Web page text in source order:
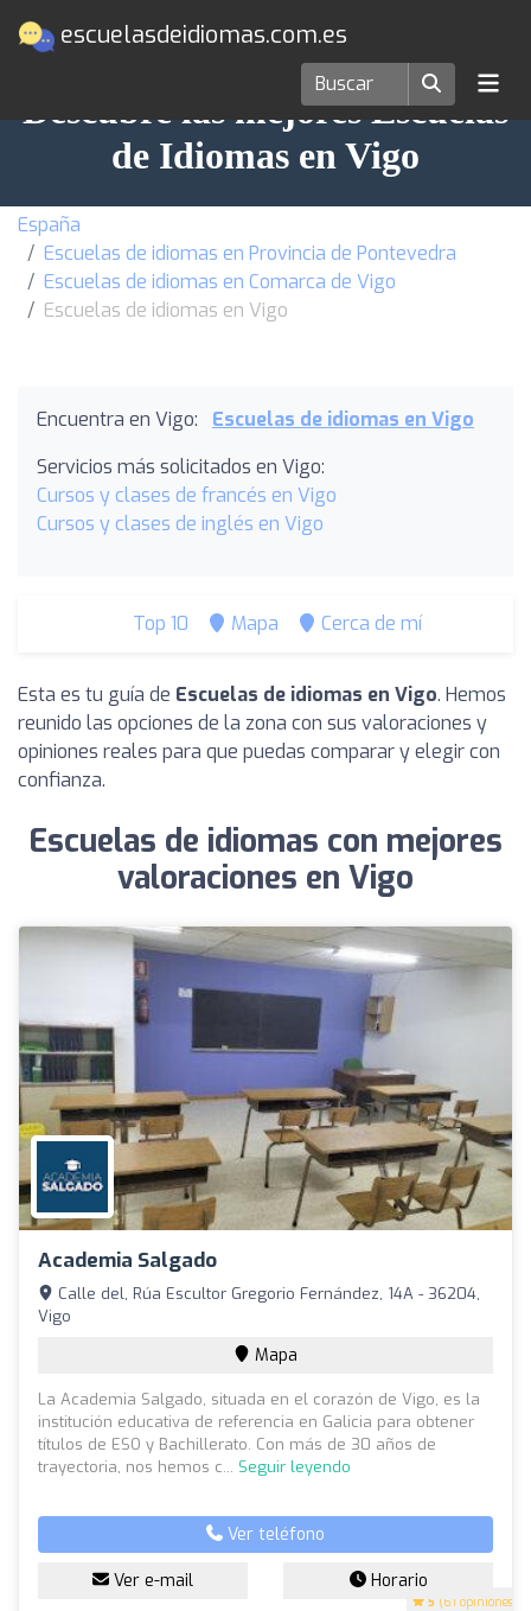
escuelasdeidiomas.com.es
Descubre las mejores Escuelas
de Idiomas en Vigo
España
Escuelas de idiomas en Provincia de Pontevedra
Escuelas de idiomas en Comarca de Vigo
Escuelas de idiomas en Vigo
Encuentra en Vigo:
Escuelas de idiomas en Vigo
Servicios más solicitados en Vigo:
Cursos y clases de francés en Vigo
Cursos y clases de inglés en Vigo
Top 10 Mapa Cerca de mí
Esta es tu guía de Escuelas de idiomas en Vigo. Hemos
reunido las opciones de la zona con sus valoraciones y
opiniones reales para que puedas comparar y elegir con
confianza.
Escuelas de idiomas con mejores
valoraciones en Vigo
Academia Salgado
5 (61 opiniones)
Calle del, Rúa Escultor Gregorio Fernández, 14A - 36204,
Vigo
Mapa
La Academia Salgado, situada en el corazón de Vigo, es la
institución educativa de referencia en Galicia para obtener
títulos de ESO y Bachillerato. Con más de 30 años de
trayectoria, nos hemos c... Seguir leyendo
Ver teléfono
Ver e-mail Horario